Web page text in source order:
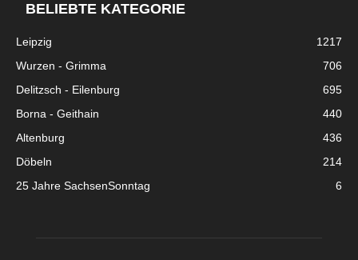
BELIEBTE KATEGORIE
Leipzig
1217
Wurzen - Grimma
706
Delitzsch - Eilenburg
695
Borna - Geithain
440
Altenburg
436
Döbeln
214
25 Jahre SachsenSonntag
6